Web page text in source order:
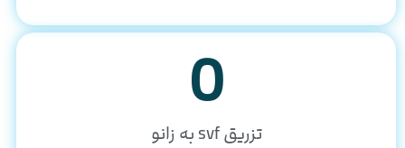
تزریق svf به زانو
0